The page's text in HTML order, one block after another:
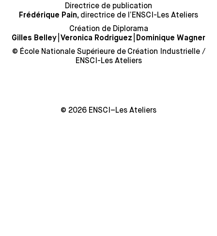
Directrice de publication
Frédérique Pain, directrice de l’ENSCI-Les Ateliers
Création de Diplorama
Gilles Belley Veronica Rodriguez Dominique Wagner
© École Nationale Supérieure de Création Industrielle /
ENSCI-Les Ateliers
© 2026 ENSCI–Les Ateliers